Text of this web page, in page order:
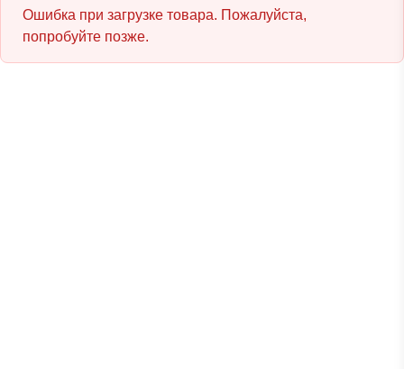
Ошибка при загрузке товара. Пожалуйста,
попробуйте позже.